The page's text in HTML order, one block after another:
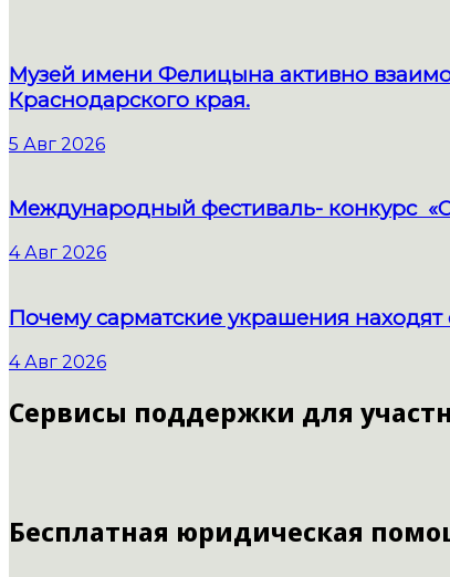
Музей имени Фелицына активно
Краснодарского края.
5 Авг 2026
Международный фестиваль- конкурс
4 Авг 2026
Почему сарматские украшения находят
4 Авг 2026
Сервисы поддержки для
Бесплатная юридическая